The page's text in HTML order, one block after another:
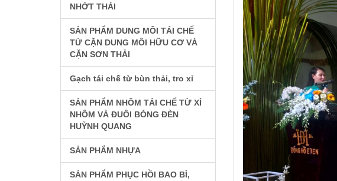
NHỚT THẢI
SẢN PHẨM DUNG MÔI TÁI CHẾ
TỪ CẶN DUNG MÔI HỮU CƠ VÀ
CẶN SƠN THẢI
Gạch tái chế từ bùn thải, tro xỉ
SẢN PHẨM NHÔM TÁI CHẾ TỪ XỈ
NHÔM VÀ ĐUÔI BÓNG ĐÈN
HUỲNH QUANG
SẢN PHẨM NHỰA
SẢN PHẨM PHỤC HỒI BAO BÌ,